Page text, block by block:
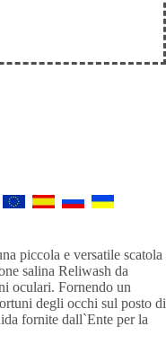
piccola e versatile scatola
salina Reliwash da
oculari. Fornendo un
degli occhi sul posto di
fornite dall`Ente per la